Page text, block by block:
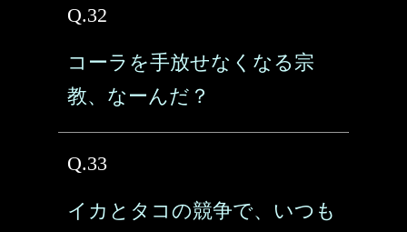
Q.32
コーラを手放せなくなる宗
教、なーんだ？
Q.33
イカとタコの競争で、いつも